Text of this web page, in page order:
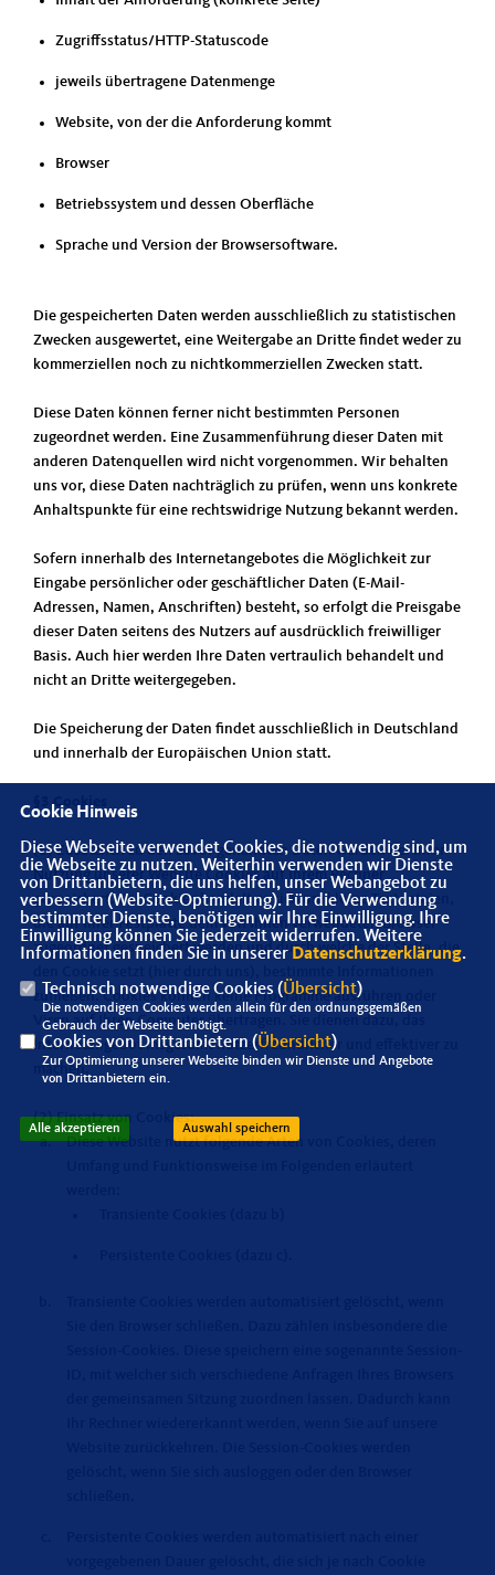
Zugriffsstatus/HTTP-Statuscode
jeweils übertragene Datenmenge
Website, von der die Anforderung kommt
Browser
Betriebssystem und dessen Oberfläche
Sprache und Version der Browsersoftware.
Die gespeicherten Daten werden ausschließlich zu statistischen
Zwecken ausgewertet, eine Weitergabe an Dritte findet weder zu
kommerziellen noch zu nichtkommerziellen Zwecken statt.
Diese Daten können ferner nicht bestimmten Personen
zugeordnet werden. Eine Zusammenführung dieser Daten mit
anderen Datenquellen wird nicht vorgenommen. Wir behalten
uns vor, diese Daten nachträglich zu prüfen, wenn uns konkrete
Anhaltspunkte für eine rechtswidrige Nutzung bekannt werden.
Sofern innerhalb des Internetangebotes die Möglichkeit zur
Eingabe persönlicher oder geschäftlicher Daten (E-Mail-
Adressen, Namen, Anschriften) besteht, so erfolgt die Preisgabe
dieser Daten seitens des Nutzers auf ausdrücklich freiwilliger
Basis. Auch hier werden Ihre Daten vertraulich behandelt und
nicht an Dritte weitergegeben.
Die Speicherung der Daten findet ausschließlich in Deutschland
und innerhalb der Europäischen Union statt.
§3 Cookies
(1) Zusätzlich zu den zuvor genannten Daten werden bei Ihrer
Nutzung unserer Website Cookies auf Ihrem Rechner
gespeichert. Bei Cookies handelt es sich um kleine Textdateien,
die auf Ihrer Festplatte dem von Ihnen verwendeten Browser
zugeordnet gespeichert werden und durch welche der Stelle, die
zufließen. Cookies können keine Programme ausführen oder
Viren auf Ihren Computer übertragen. Sie dienen dazu, das
Internetangebot insgesamt nutzerfreundlicher und effektiver zu
machen.
(2) Einsatz von Cookies:
Diese Website nutzt folgende Arten von Cookies, deren
Cookie Hinweis
Diese Webseite verwendet Cookies, die notwendig sind, um
die Webseite zu nutzen. Weiterhin verwenden wir Dienste
von Drittanbietern, die uns helfen, unser Webangebot zu
verbessern (Website-Optmierung). Für die Verwendung
bestimmter Dienste, benötigen wir Ihre Einwilligung. Ihre
Einwilligung können Sie jederzeit widerrufen. Weitere
Informationen finden Sie in unserer Datenschutzerklärung.
Technisch notwendige Cookies (Übersicht)
Die notwendigen Cookies werden allein für den ordnungsgemäßen
Gebrauch der Webseite benötigt.
Cookies von Drittanbietern (Übersicht)
Zur Optimierung unserer Webseite binden wir Dienste und Angebote
von Drittanbietern ein.
Alle akzeptieren Auswahl speichern